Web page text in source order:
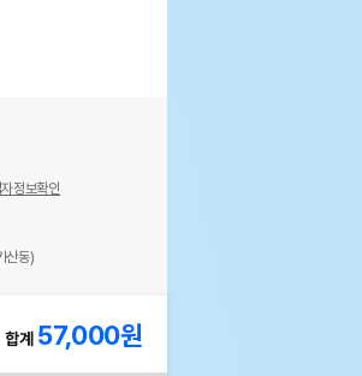
합계 57,000원
정보확인
산동)